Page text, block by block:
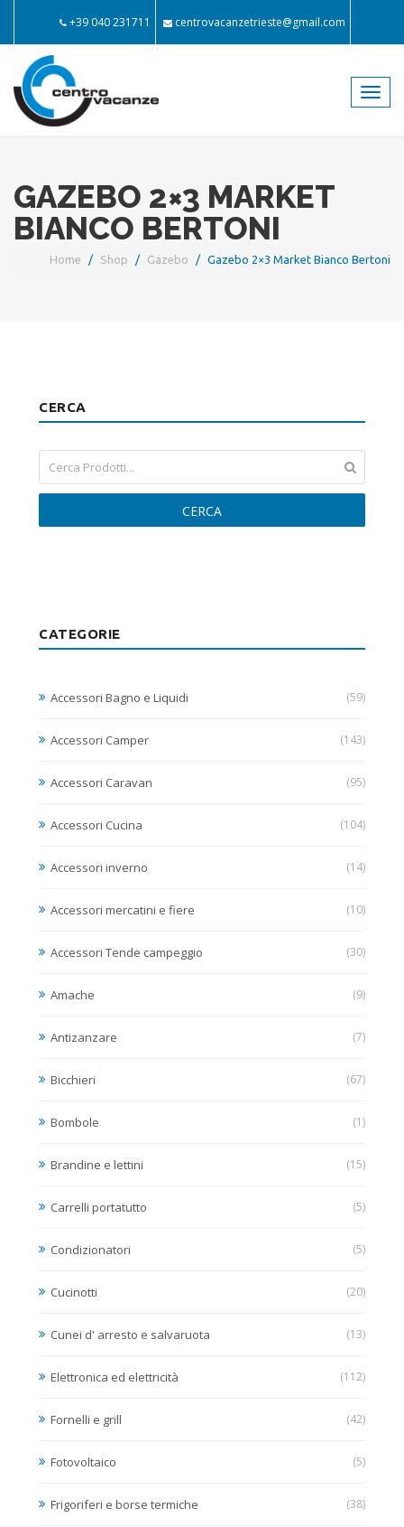
+39 040 231711 centrovacanzetrieste@gmail.com
GAZEBO 2×3 MARKET
BIANCO BERTONI
Home Shop Gazebo Gazebo 2×3 Market Bianco Bertoni
CERCA
CERCA
CATEGORIE
Accessori Bagno e Liquidi (59)
Accessori Camper (143)
Accessori Caravan (95)
Accessori Cucina (104)
Accessori inverno (14)
Accessori mercatini e fiere (10)
Accessori Tende campeggio (30)
Amache (9)
Antizanzare (7)
Bicchieri (67)
Bombole (1)
Brandine e lettini (15)
Carrelli portatutto (5)
Condizionatori (5)
Cucinotti (20)
Cunei d' arresto e salvaruota (13)
Elettronica ed elettricità (112)
Fornelli e grill (42)
Fotovoltaico (5)
Frigoriferi e borse termiche (38)